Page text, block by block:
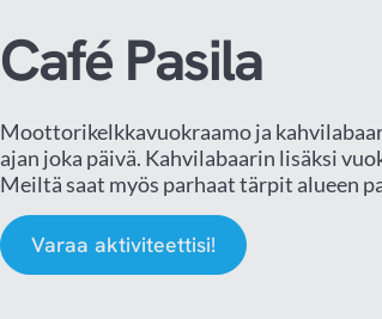
Café Pasila
Moottorikelkkavuokraamo ja
ajan joka päivä. Kahvilabaarin lisäksi
Meiltä saat myös parhaat tärpit alueen
Varaa aktiviteettisi!